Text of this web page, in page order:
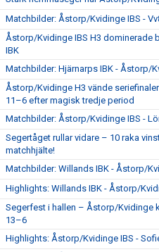
Matchbilder: Åstorp/Kvidinge IBS -
Åstorp/Kvidinge IBS H3 dominerade
IBK
Matchbilder: Hjärnarps IBK - Åstorp/
Åstorp/Kvidinge H3 vände
11–6 efter magisk tredje period
Matchbilder: Åstorp/Kvidinge IBS -
Segertåget rullar vidare – 10 raka
matchhjälte!
Matchbilder: Willands IBK - Åstorp/
Highlights: Willands IBK - Åstorp/
Segerfest i hallen – Åstorp/Kvidinge
13–6
Highlights: Åstorp/Kvidinge IBS -